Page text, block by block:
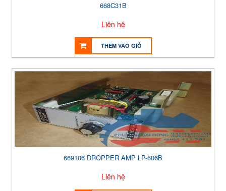
668C31B
Liên hệ
THÊM VÀO GIỎ
669106 DROPPER AMP LP-606B
Liên hệ